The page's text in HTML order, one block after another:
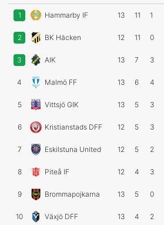
1 Hammarby IF 13 11 1
2 BK Häcken 12 11 0
3 AIK 13 7 3
4 Malmö FF 13 6 4
5 Vittsjö GIK 13 5 3
6 Kristianstads DFF 12 5 3
7 Eskilstuna United 12 5 2
8 Piteå IF 12 4 3
9 Brommapojkarna 13 5 0
10 Växjö DFF 13 4 2